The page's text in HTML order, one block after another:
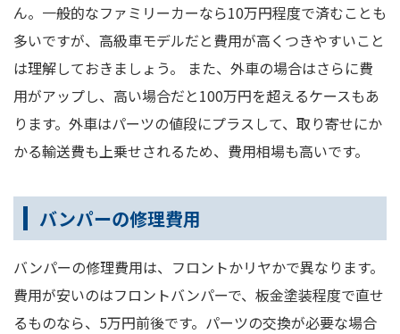
ん。一般的なファミリーカーなら10万円程度で済むことも
多いですが、高級車モデルだと費用が高くつきやすいこと
は理解しておきましょう。 また、外車の場合はさらに費
用がアップし、高い場合だと100万円を超えるケースもあ
ります。外車はパーツの値段にプラスして、取り寄せにか
かる輸送費も上乗せされるため、費用相場も高いです。
バンパーの修理費用
バンパーの修理費用は、フロントかリヤかで異なります。
費用が安いのはフロントバンパーで、板金塗装程度で直せ
るものなら、5万円前後です。パーツの交換が必要な場合